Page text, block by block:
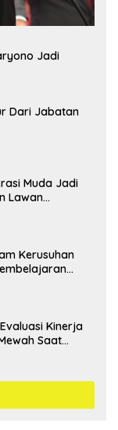
Jadi
Dari Jabatan
Muda Jadi
Lawan
Kerusuhan
Kinerja
Saat